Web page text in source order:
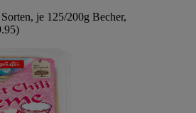
je 125/200g Becher,